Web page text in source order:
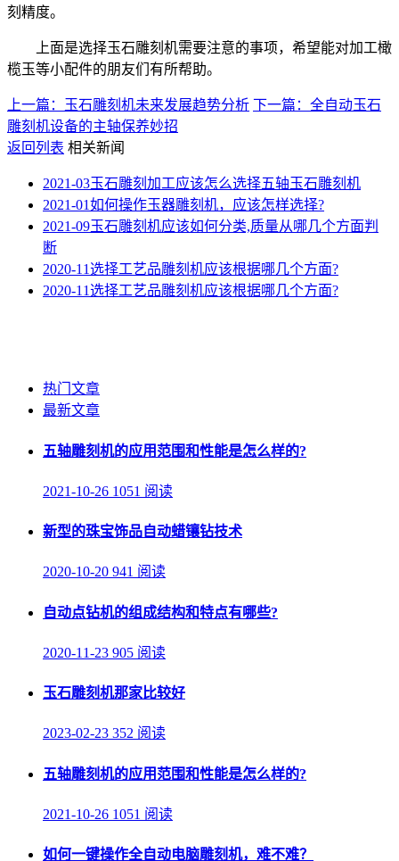
刻精度。
上面是选择玉石雕刻机需要注意的事项，希望能对加工橄
榄玉等小配件的朋友们有所帮助。
上一篇：玉石雕刻机未来发展趋势分析 下一篇：全自动玉石
雕刻机设备的主轴保养妙招
返回列表 相关新闻
2021-03玉石雕刻加工应该怎么选择五轴玉石雕刻机
2021-01如何操作玉器雕刻机，应该怎样选择?
2021-09玉石雕刻机应该如何分类,质量从哪几个方面判
断
2020-11选择工艺品雕刻机应该根据哪几个方面?
2020-11选择工艺品雕刻机应该根据哪几个方面?
热门文章
最新文章
五轴雕刻机的应用范围和性能是怎么样的?
2021-10-26 1051 阅读
新型的珠宝饰品自动蜡镶钻技术
2020-10-20 941 阅读
自动点钻机的组成结构和特点有哪些?
2020-11-23 905 阅读
玉石雕刻机那家比较好
2023-02-23 352 阅读
五轴雕刻机的应用范围和性能是怎么样的?
2021-10-26 1051 阅读
如何一键操作全自动电脑雕刻机，难不难？